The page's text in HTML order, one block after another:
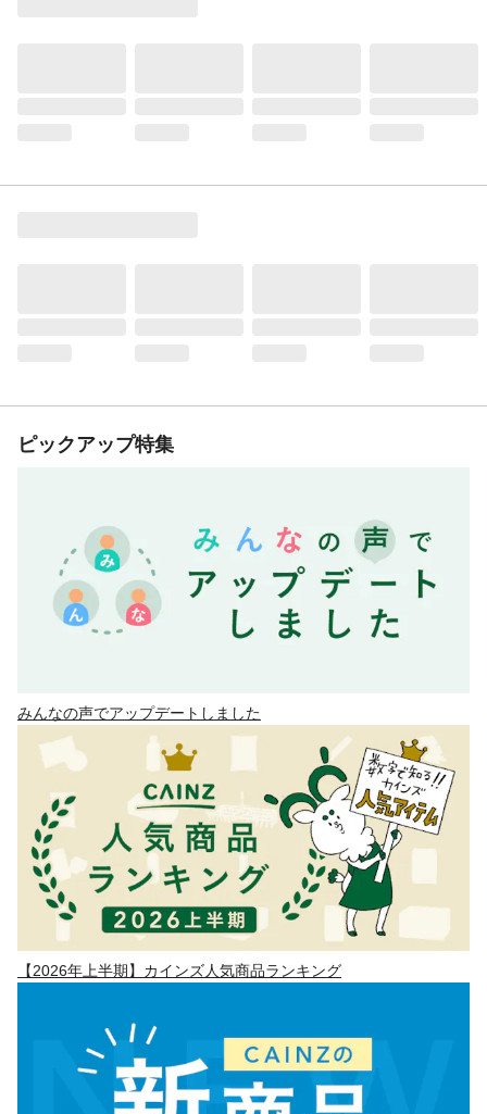
ピックアップ特集
みんなの声でアップデートしました
【2026年上半期】カインズ人気商品ランキング